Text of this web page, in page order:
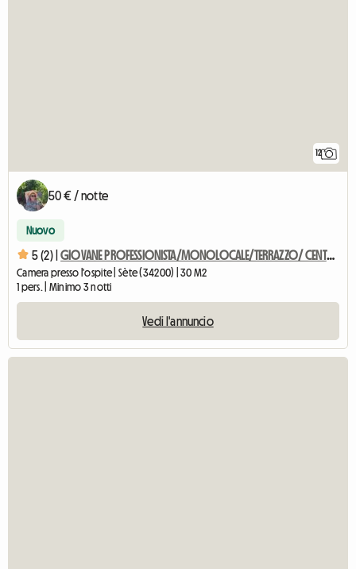
12
50 € / notte
Nuovo
5 (2) | GIOVANE PROFESSIONISTA/MONOLOCALE/TERRAZZO/ CENTRO
Camera presso l'ospite | Sète (34200) | 30 M2
1 pers. | Minimo 3 notti
Vedi l'annuncio